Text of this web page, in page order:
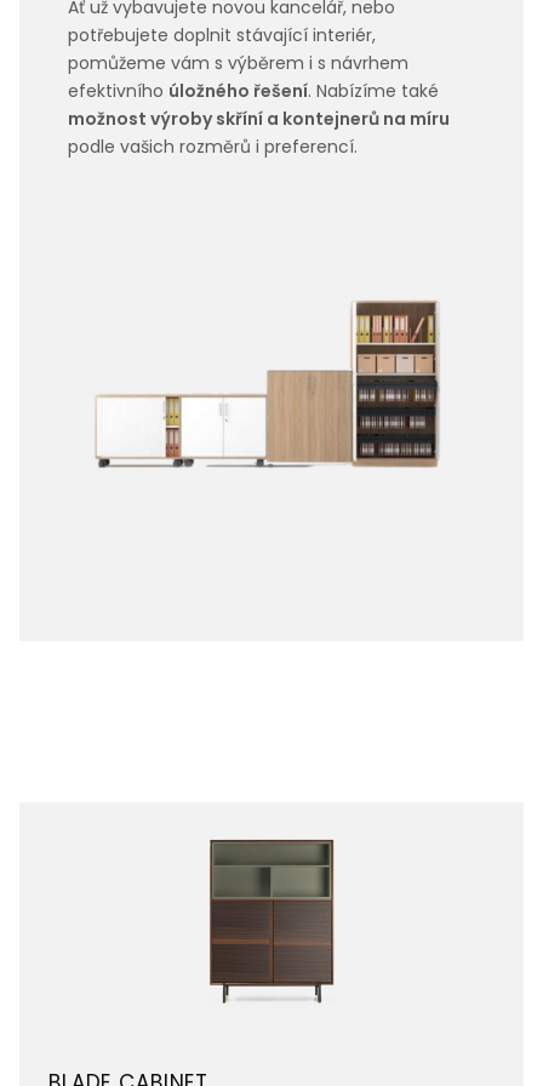
Ať už vybavujete novou kancelář, nebo
potřebujete doplnit stávající interiér,
pomůžeme vám s výběrem i s návrhem
efektivního úložného řešení. Nabízíme také
možnost výroby skříní a kontejnerů na míru
podle vašich rozměrů i preferencí.